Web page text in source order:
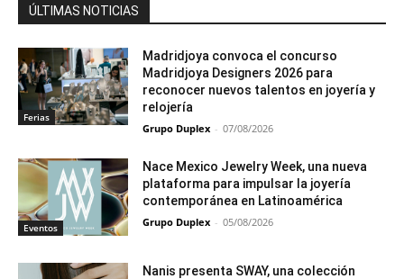
ÚLTIMAS NOTICIAS
Ferias
Madridjoya convoca el concurso
Madridjoya Designers 2026 para
reconocer nuevos talentos en joyería y
relojería
Grupo Duplex - 07/08/2026
Eventos
Nace Mexico Jewelry Week, una nueva
plataforma para impulsar la joyería
contemporánea en Latinoamérica
Grupo Duplex - 05/08/2026
Nanis presenta SWAY, una colección